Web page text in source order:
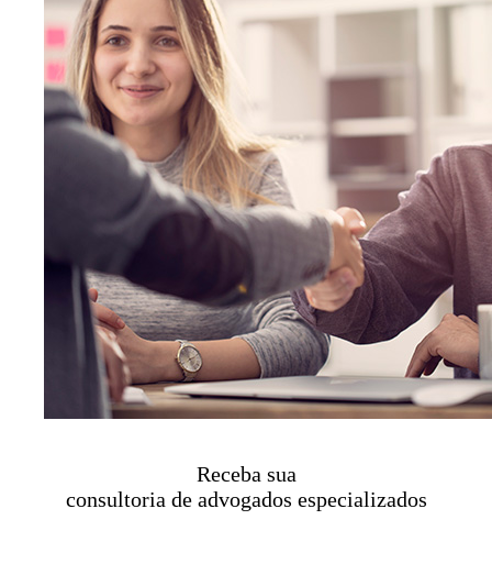
Receba sua
consultoria de advogados especializados